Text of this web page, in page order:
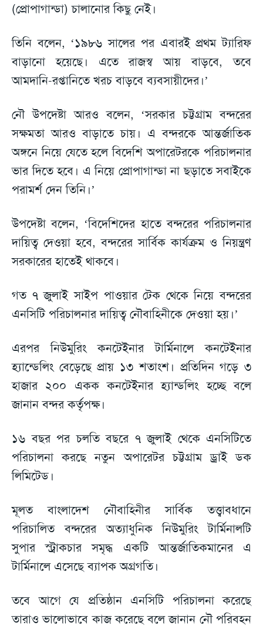
(প্রোপাগান্ডা) চালানোর কিছু নেই।
তিনি বলেন, ‘১৯৮৬ সালের পর এবারই প্রথম ট্যারিফ
বাড়ানো হয়েছে। এতে রাজস্ব আয় বাড়বে, তবে
আমদানি-রপ্তানিতে খরচ বাড়বে ব্যবসায়ীদের।’
নৌ উপদেষ্টা আরও বলেন, ‘সরকার চট্টগ্রাম বন্দরের
সক্ষমতা আরও বাড়াতে চায়। এ বন্দরকে আন্তর্জাতিক
অঙ্গনে নিয়ে যেতে হলে বিদেশি অপারেটরকে পরিচালনার
ভার দিতে হবে। এ নিয়ে প্রোপাগান্ডা না ছড়াতে সবাইকে
পরামর্শ দেন তিনি।’
উপদেষ্টা বলেন, ‘বিদেশিদের হাতে বন্দরের পরিচালনার
দায়িত্ব দেওয়া হবে, বন্দরের সার্বিক কার্যক্রম ও নিয়ন্ত্রণ
সরকারের হাতেই থাকবে।
গত ৭ জুলাই সাইপ পাওয়ার টেক থেকে নিয়ে বন্দরের
এনসিটি পরিচালনার দায়িত্ব নৌবাহিনীকে দেওয়া হয়।’
এরপর নিউমুরিং কনটেইনার টার্মিনালে কনটেইনার
হ্যান্ডেলিং বেড়েছে প্রায় ১৩ শতাংশ। প্রতিদিন গড়ে ৩
হাজার ২০০ একক কনটেইনার হ্যান্ডলিং হচ্ছে বলে
জানান বন্দর কর্তৃপক্ষ।
১৬ বছর পর চলতি বছরে ৭ জুলাই থেকে এনসিটিতে
পরিচালনা করছে নতুন অপারেটর চট্টগ্রাম ড্রাই ডক
লিমিটেড।
মূলত বাংলাদেশ নৌবাহিনীর সার্বিক তত্ত্বাবধানে
পরিচালিত বন্দরের অত্যাধুনিক নিউমুরিং টার্মিনালটি
সুপার স্ট্রাকচার সমৃদ্ধ একটি আন্তর্জাতিকমানের এ
টার্মিনালে এসেছে ব্যাপক অগ্রগতি।
তবে আগে যে প্রতিষ্ঠান এনসিটি পরিচালনা করেছে
তারাও ভালোভাবে কাজ করেছে বলে জানান নৌ পরিবহন